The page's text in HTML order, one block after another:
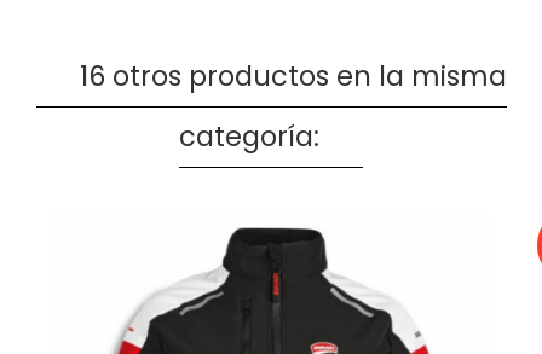
16 otros productos en la misma
categoría: